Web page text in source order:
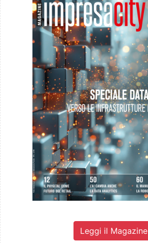
Leggi il Magazine